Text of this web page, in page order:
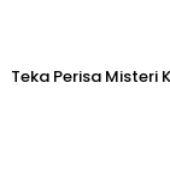
Teka Perisa Misteri